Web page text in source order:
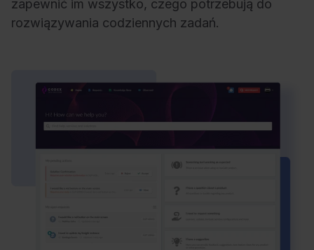
zapewnić im wszystko, czego potrzebują do
rozwiązywania codziennych zadań.